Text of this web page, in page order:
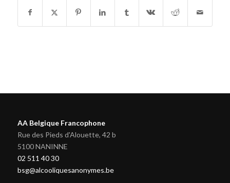
AA Belgique Francophone
Rue des Pieds d'Alouette, 42 b
5100 NANINNE
02 511 40 30
bsg@alcooliquesanonymes.be